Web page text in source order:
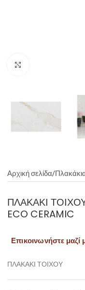
Αρχική σελίδα
ΠΛΑΚΑΚΙ
ECO CERAMIC
Επικοινωνήστε μαζί
ΠΛΑΚΑΚΙ ΤΟΙΧΟΥ